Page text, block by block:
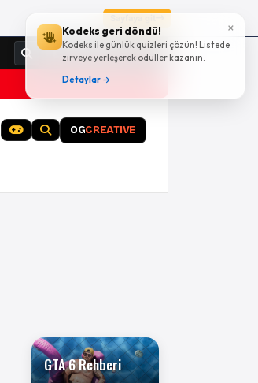
×
Kodeks geri döndü!
Kodeks ile günlük quizleri çözün! Listede
zirveye yerleşerek ödüller kazanın.
Detaylar →
Giriş Yap
OGCREATIVE
GTA 6 Rehberi